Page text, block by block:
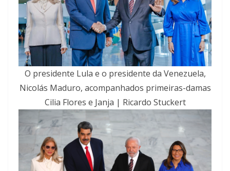
O presidente Lula e o presidente da Venezuela,
Nicolás Maduro, acompanhados primeiras-damas
Cilia Flores e Janja | Ricardo Stuckert